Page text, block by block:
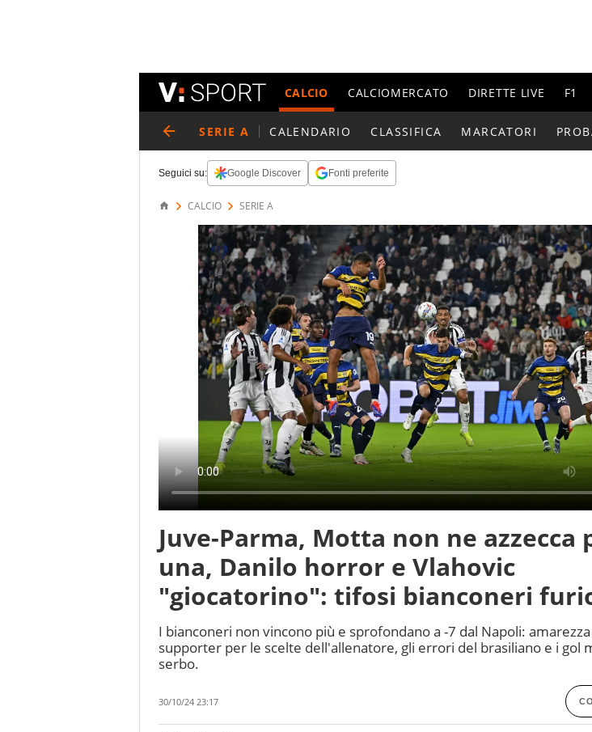
CALCIO CALCIOMERCATO DIRETTE LIVE F1
SERIE A CALENDARIO CLASSIFICA MARCATORI
Seguici su: Google Discover Fonti preferite
CALCIO SERIE A
Juve-Parma, Motta non ne azzecca
una, Danilo horror e Vlahovic
"giocatorino": tifosi bianconeri
I bianconeri non vincono più e sprofondano a -7 dal Napoli:
supporter per le scelte dell'allenatore, gli errori del brasiliano e i gol
serbo.
30/10/24 23:17